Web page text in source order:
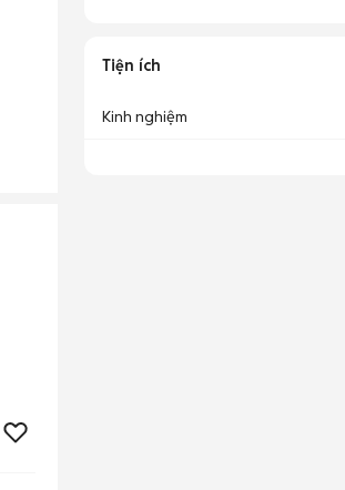
Tiện ích
Kinh nghiệm